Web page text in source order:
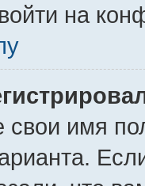
на
свои имя